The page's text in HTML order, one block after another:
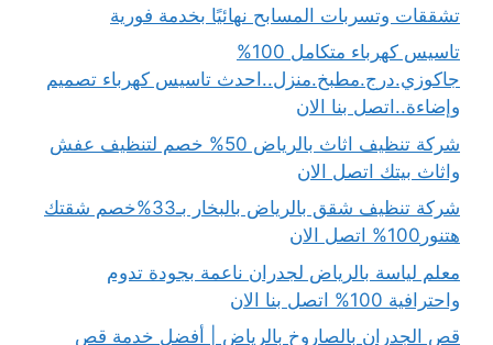
تشققات وتسربات المسابح نهائيًا بخدمة فورية
تاسيس كهرباء متكامل 100%
جاكوزي.درج.مطبخ.منزل..احدث تاسيس كهرباء تصميم
وإضاءة..اتصل بنا الان
شركة تنظيف اثاث بالرياض 50% خصم لتنظيف عفش
واثاث بيتك اتصل الان
شركة تنظيف شقق بالرياض بالبخار بـ33%خصم شقتك
هتنور100% اتصل الان
معلم لياسة بالرياض لجدران ناعمة بجودة تدوم
واحترافية 100% اتصل بنا الان
قص الجدران بالصاروخ بالرياض | أفضل خدمة قص